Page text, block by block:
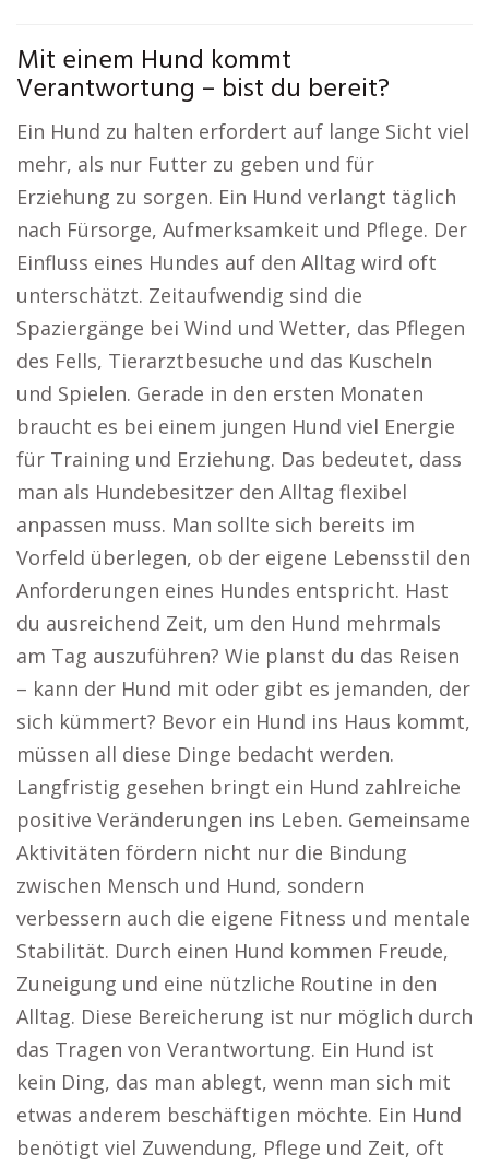
Mit einem Hund kommt
Verantwortung – bist du bereit?
Ein Hund zu halten erfordert auf lange Sicht viel
mehr, als nur Futter zu geben und für
Erziehung zu sorgen. Ein Hund verlangt täglich
nach Fürsorge, Aufmerksamkeit und Pflege. Der
Einfluss eines Hundes auf den Alltag wird oft
unterschätzt. Zeitaufwendig sind die
Spaziergänge bei Wind und Wetter, das Pflegen
des Fells, Tierarztbesuche und das Kuscheln
und Spielen. Gerade in den ersten Monaten
braucht es bei einem jungen Hund viel Energie
für Training und Erziehung. Das bedeutet, dass
man als Hundebesitzer den Alltag flexibel
anpassen muss. Man sollte sich bereits im
Vorfeld überlegen, ob der eigene Lebensstil den
Anforderungen eines Hundes entspricht. Hast
du ausreichend Zeit, um den Hund mehrmals
am Tag auszuführen? Wie planst du das Reisen
– kann der Hund mit oder gibt es jemanden, der
sich kümmert? Bevor ein Hund ins Haus kommt,
müssen all diese Dinge bedacht werden.
Langfristig gesehen bringt ein Hund zahlreiche
positive Veränderungen ins Leben. Gemeinsame
Aktivitäten fördern nicht nur die Bindung
zwischen Mensch und Hund, sondern
verbessern auch die eigene Fitness und mentale
Stabilität. Durch einen Hund kommen Freude,
Zuneigung und eine nützliche Routine in den
Alltag. Diese Bereicherung ist nur möglich durch
das Tragen von Verantwortung. Ein Hund ist
kein Ding, das man ablegt, wenn man sich mit
etwas anderem beschäftigen möchte. Ein Hund
benötigt viel Zuwendung, Pflege und Zeit, oft